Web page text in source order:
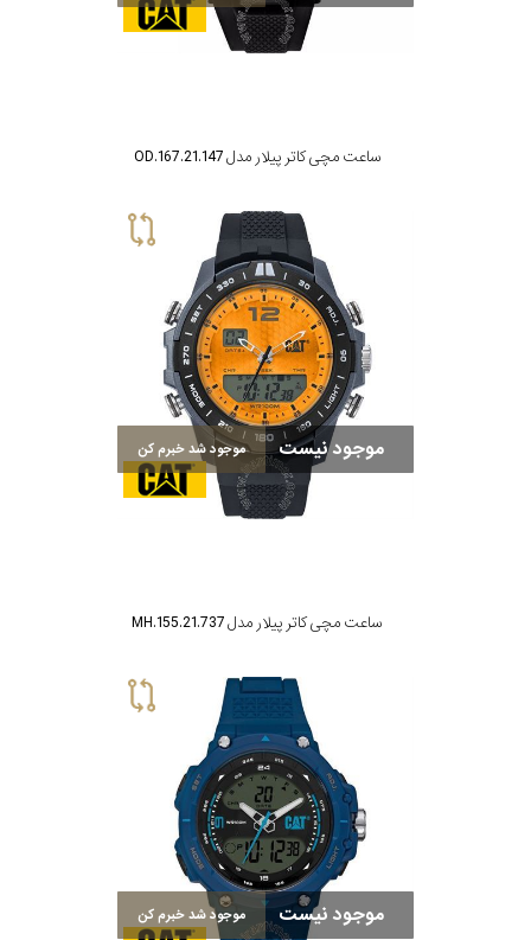
ساعت مچی کاتر پیلار مدل OD.167.21.147
موجود نیست موجود شد خبرم کن
ساعت مچی کاتر پیلار مدل MH.155.21.737
موجود نیست موجود شد خبرم کن